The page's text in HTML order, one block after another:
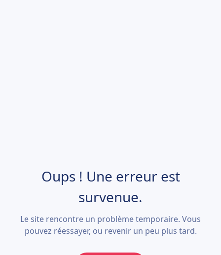
Oups ! Une erreur est
survenue.
Le site rencontre un problème temporaire. Vous
pouvez réessayer, ou revenir un peu plus tard.